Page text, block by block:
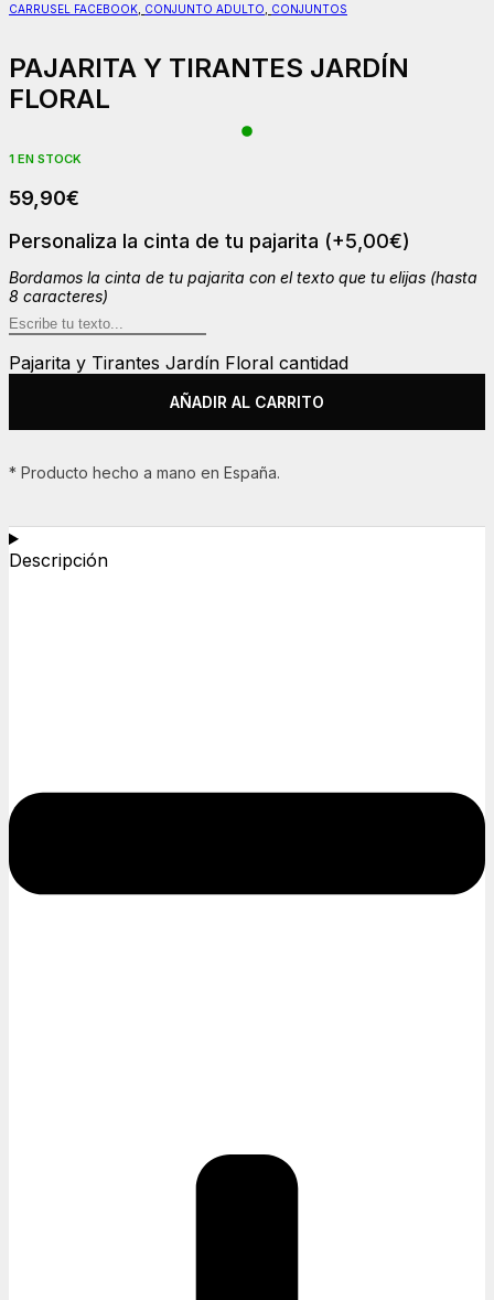
CARRUSEL FACEBOOK CONJUNTO ADULTO CONJUNTOS
PAJARITA Y TIRANTES JARDÍN
FLORAL
1 EN STOCK
59,90€
Personaliza la cinta de tu pajarita (+5,00€)
Bordamos la cinta de tu pajarita con el texto que tu elijas (hasta
8 caracteres)
Pajarita y Tirantes Jardín Floral cantidad
AÑADIR AL CARRITO
* Producto hecho a mano en España.
Descripción